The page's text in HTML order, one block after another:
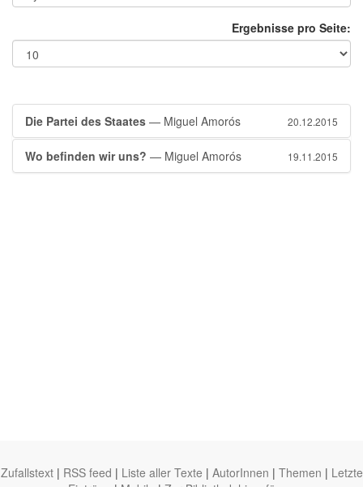
Ergebnisse pro Seite:
Die Partei des Staates — Miguel Amorós 20.12.2015
Wo befinden wir uns? — Miguel Amorós 19.11.2015
Zufallstext | RSS feed | Liste aller Texte | AutorInnen | Themen | Letzte